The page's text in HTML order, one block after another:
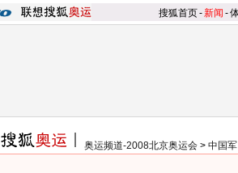
搜狐首页-新闻 -
奥运频道-2008北京奥运会 > 中国